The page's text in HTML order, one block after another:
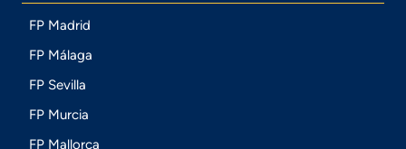
FP Madrid
FP Málaga
FP Sevilla
FP Murcia
FP Mallorca